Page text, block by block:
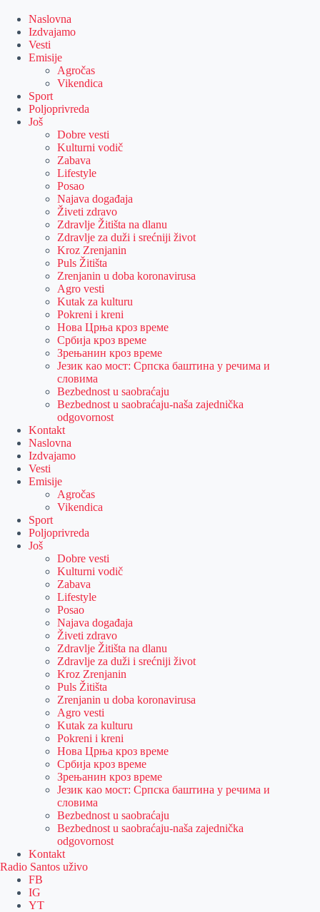
content
Naslovna
Izdvajamo
Vesti
Emisije
Agročas
Vikendica
Sport
Poljoprivreda
Još
Dobre vesti
Kulturni vodič
Zabava
Lifestyle
Posao
Najava događaja
Živeti zdravo
Zdravlje Žitišta na dlanu
Zdravlje za duži i srećniji život
Kroz Zrenjanin
Puls Žitišta
Zrenjanin u doba koronavirusa
Agro vesti
Kutak za kulturu
Pokreni i kreni
Нова Црња кроз време
Србија кроз време
Зрењанин кроз време
Језик као мост: Српска баштина у речима и
словима
Bezbednost u saobraćaju
Bezbednost u saobraćaju-naša zajednička
odgovornost
Kontakt
Naslovna
Izdvajamo
Vesti
Emisije
Agročas
Vikendica
Sport
Poljoprivreda
Još
Dobre vesti
Kulturni vodič
Zabava
Lifestyle
Posao
Najava događaja
Živeti zdravo
Zdravlje Žitišta na dlanu
Zdravlje za duži i srećniji život
Kroz Zrenjanin
Puls Žitišta
Zrenjanin u doba koronavirusa
Agro vesti
Kutak za kulturu
Pokreni i kreni
Нова Црња кроз време
Србија кроз време
Зрењанин кроз време
Језик као мост: Српска баштина у речима и
словима
Bezbednost u saobraćaju
Bezbednost u saobraćaju-naša zajednička
odgovornost
Kontakt
Radio Santos uživo
FB
IG
YT